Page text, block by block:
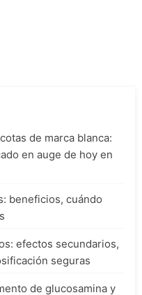
de marca blanca:
en auge de hoy en
beneficios, cuándo
efectos secundarios,
seguras
de glucosamina y